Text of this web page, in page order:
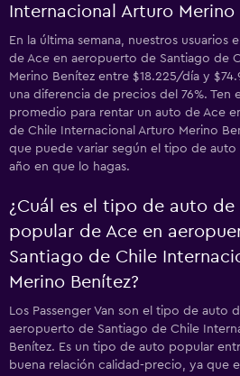
Internacional Arturo Merino
En la última semana, nuestros
de Ace en aeropuerto de Santiago de
Merino Benítez entre $18.225/día y
una diferencia de precios del 76%. Ten
promedio para rentar un auto de Ace
de Chile Internacional Arturo Merino
que puede variar según el tipo de auto
año en que lo hagas.
¿Cuál es el tipo de auto de
popular de Ace en
Santiago de Chile
Merino Benítez?
Los Passenger Van son el tipo de auto
aeropuerto de Santiago de Chile
Benítez. Es un tipo de auto popular
buena relación calidad-precio, ya que